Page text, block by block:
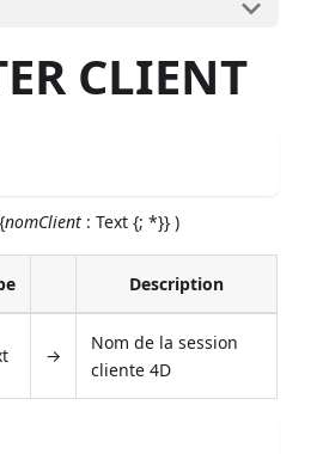
CLIENT
nomClient : Text {; *}} )
Description
→
Nom de la session
cliente 4D